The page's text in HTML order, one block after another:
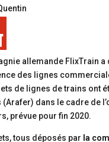
allemande FlixTrain
des lignes
de lignes de trains ont
(Arafer) dans le cadre de
prévue pour fin 2020.
tous déposés par la